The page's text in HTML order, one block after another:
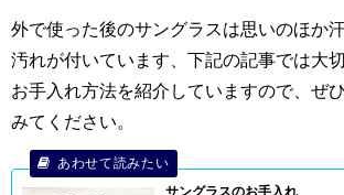
外で使った後のサングラスは思いのほか
汚れが付いています、下記の記事では大
お手入れ方法を紹介していますので、ぜ
みてください。
サングラスのお手入れ